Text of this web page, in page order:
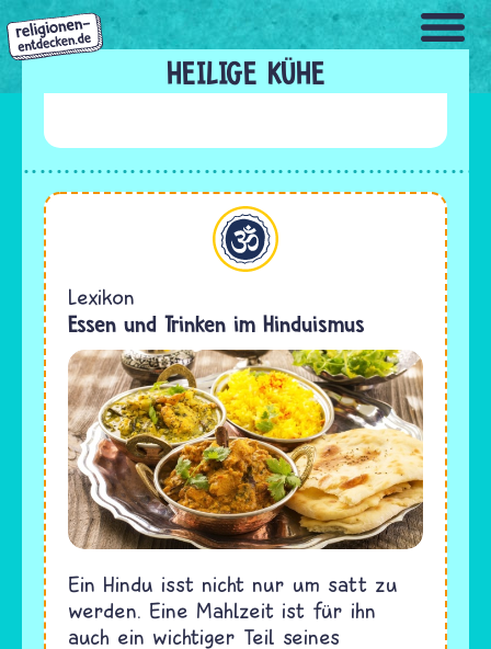
Direkt
zum
Inhalt
HEILIGE KÜHE
Hinduismus
Lexikon
Essen und Trinken im Hinduismus
Ein Hindu isst nicht nur um satt zu
werden. Eine Mahlzeit ist für ihn
auch ein wichtiger Teil seines